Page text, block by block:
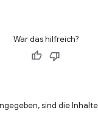
War das hilfreich?
sind die